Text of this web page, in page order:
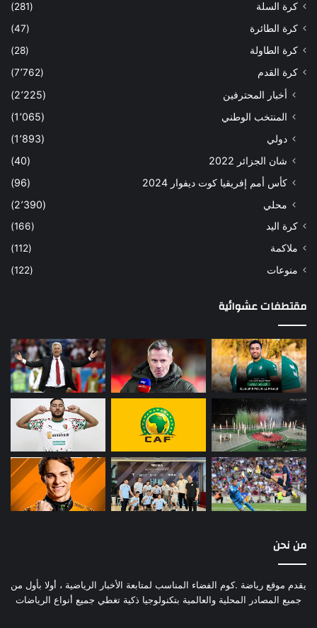
كرة السلة
(281)
كرة الطائرة
(47)
كرة الطاولة
(28)
كرة القدم
(7٬762)
أخبار المحترفين
(2٬225)
المنتخب الوطني
(1٬065)
دولي
(1٬893)
شان الجزائر 2022
(40)
كأس أمم إفريقيا كوت ديفوار 2024
(96)
محلي
(2٬390)
كرة اليد
(166)
ملاكمة
(112)
منوعات
(122)
مقتطفات عشوائية
من نحن
يقدم موقع رياضة .كوم الفضاء المناسب لمتابعة الأخبار الرياضية ، أولا بأول من
جميع المصادر المحلية والعالمية بتكنولوجيا ذكية تغطي جميع أنواع الرياضات